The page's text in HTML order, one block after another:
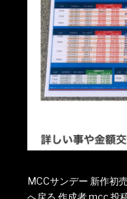
MCCサンデー 新作初
へ戻る 作成者mcc投